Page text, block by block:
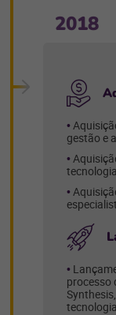
2018
gestão e
processo